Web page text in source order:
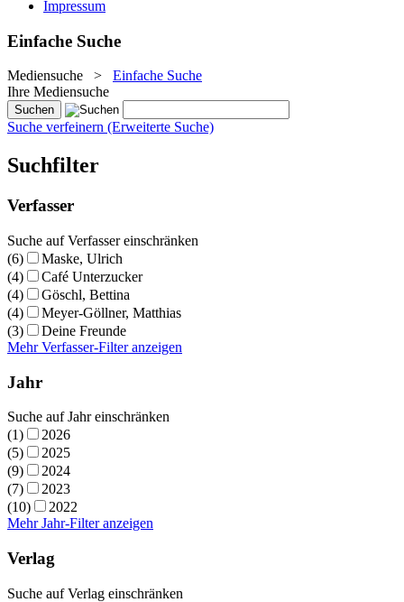
Impressum
Einfache Suche
Mediensuche > Einfache Suche
Ihre Mediensuche
Suche verfeinern (Erweiterte Suche)
Suchfilter
Verfasser
Suche auf Verfasser einschränken
(6)
Maske, Ulrich
(4)
Café Unterzucker
(4)
Göschl, Bettina
(4)
Meyer-Göllner, Matthias
(3)
Deine Freunde
Mehr Verfasser-Filter anzeigen
Jahr
Suche auf Jahr einschränken
(1)
2026
(5)
2025
(9)
2024
(7)
2023
(10)
2022
Mehr Jahr-Filter anzeigen
Verlag
Suche auf Verlag einschränken